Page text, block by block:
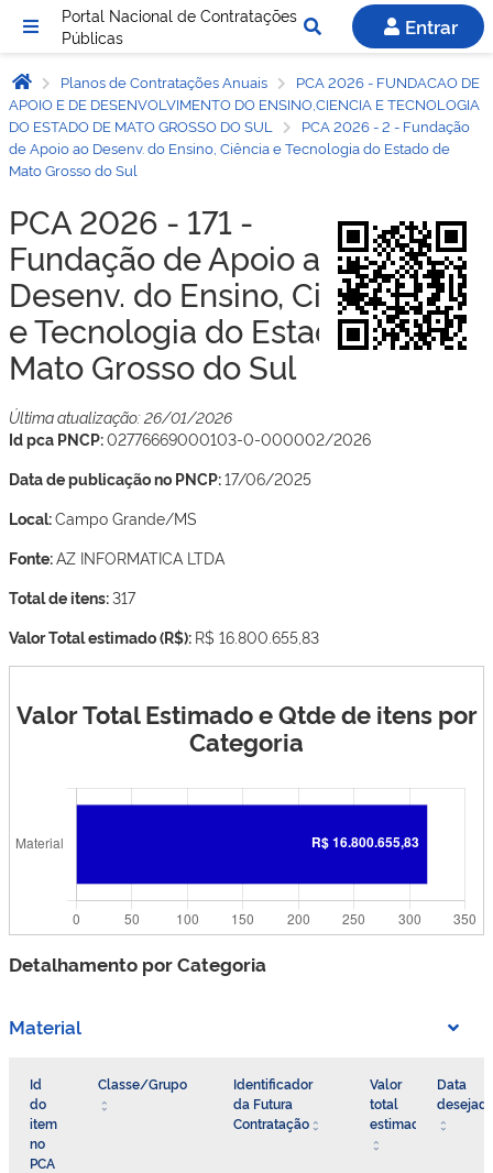
Portal Nacional de Contratações
Públicas
Entrar
Planos de Contratações Anuais
PCA 2026 - FUNDACAO DE
APOIO E DE DESENVOLVIMENTO DO ENSINO,CIENCIA E TECNOLOGIA
DO ESTADO DE MATO GROSSO DO SUL
PCA 2026 - 2 - Fundação
de Apoio ao Desenv. do Ensino, Ciência e Tecnologia do Estado de
Mato Grosso do Sul
PCA 2026 - 171 -
Fundação de Apoio ao
Desenv. do Ensino, Ciência
e Tecnologia do Estado de
Mato Grosso do Sul
Última atualização: 26/01/2026
Id pca PNCP:02776669000103-0-000002/2026
Data de publicação no PNCP:17/06/2025
Local:Campo Grande/MS
Fonte:AZ INFORMATICA LTDA
Total de itens:317
Valor Total estimado (R$): R$ 16.800.655,83
Valor Total Estimado e Qtde de itens por
Categoria
Detalhamento por Categoria
Material
Id
do
item
no
PCA
Classe/Grupo
Identificador
da Futura
Contratação
Valor
total
estimado
Data